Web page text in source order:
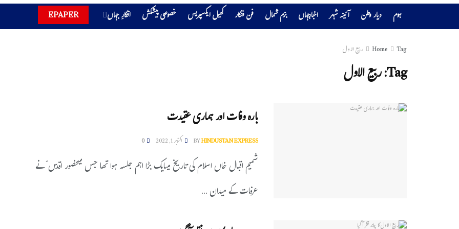
ہوم دیار وطن آئینہ شہر اخبارجہاں بزم شمال فن فنکار کھیل ایکسپریس خصوصی پیشکش افکارِ جہاں EPAPER
Home Tag ربیع الاول
Tag:ربیع الاول
بارہ وفات اور ہماری عقیدت
BYHINDUSTAN EXPRESS اکتوبر 1, 2022 0
شمیم اقبال خاں اسلام کی تاریخ میںایک بڑا اہم جلسہ ہوا تھا جس میںحضور اقدس ؐ نے
عرفات کے میدان ...